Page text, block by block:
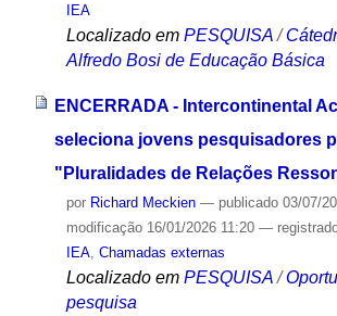
IEA
Localizado em PESQUISA /
Alfredo Bosi de Educação Básica
ENCERRADA - Intercontinental
seleciona jovens pesquisadores
"Pluralidades de Relações
por Richard Meckien — publicado03/07/
modificação16/01/2026 11:20 —
IEA, Chamadas externas
Localizado em PESQUISA /
pesquisa